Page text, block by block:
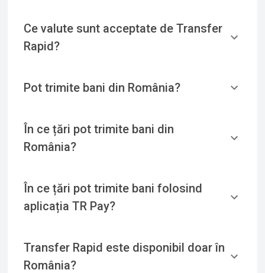
Ce valute sunt acceptate de Transfer
Rapid?
Pot trimite bani din România?
În ce țări pot trimite bani din
România?
În ce țări pot trimite bani folosind
aplicația TR Pay?
Transfer Rapid este disponibil doar în
România?